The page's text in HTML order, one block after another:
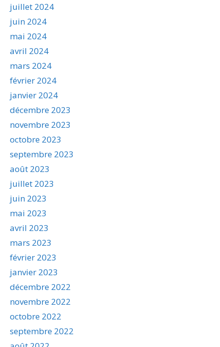
juillet 2024
juin 2024
mai 2024
avril 2024
mars 2024
février 2024
janvier 2024
décembre 2023
novembre 2023
octobre 2023
septembre 2023
août 2023
juillet 2023
juin 2023
mai 2023
avril 2023
mars 2023
février 2023
janvier 2023
décembre 2022
novembre 2022
octobre 2022
septembre 2022